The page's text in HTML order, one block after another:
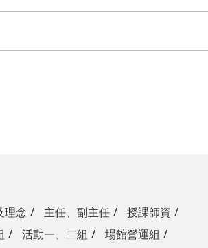
理念 主任、副主任
授課師資
活動一、二組
場館營運組